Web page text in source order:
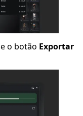
o botão Exportar